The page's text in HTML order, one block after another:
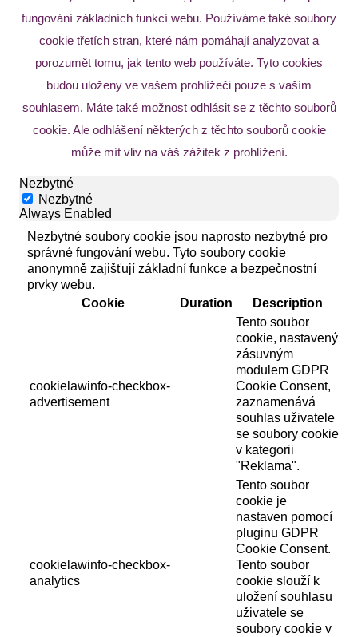
fungování základních funkcí webu. Používáme také soubory
cookie třetích stran, které nám pomáhají analyzovat a
porozumět tomu, jak tento web používáte. Tyto cookies
budou uloženy ve vašem prohlížeči pouze s vaším
souhlasem. Máte také možnost odhlásit se z těchto souborů
cookie. Ale odhlášení některých z těchto souborů cookie
může mít vliv na váš zážitek z prohlížení.
Nezbytné
Nezbytné
Always Enabled
Nezbytné soubory cookie jsou naprosto nezbytné pro
správné fungování webu. Tyto soubory cookie
anonymně zajišťují základní funkce a bezpečnostní
prvky webu.
Cookie
Duration Description
cookielawinfo-checkbox-
advertisement
Tento soubor
cookie, nastavený
zásuvným
modulem GDPR
Cookie Consent,
zaznamenává
souhlas uživatele
se soubory cookie
v kategorii
"Reklama".
cookielawinfo-checkbox-
analytics
Tento soubor
cookie je
nastaven pomocí
pluginu GDPR
Cookie Consent.
Tento soubor
cookie slouží k
uložení souhlasu
uživatele se
soubory cookie v